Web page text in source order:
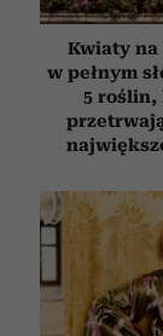
Kwiaty na
w pełnym
5 roślin,